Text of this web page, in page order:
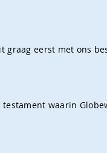
graag eerst met ons
waarin